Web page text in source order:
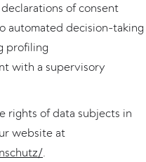
of consent
automated decision-taking
profiling
with a supervisory
rights of data subjects in
website at
.